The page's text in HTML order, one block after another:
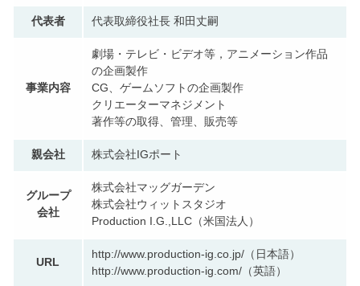
代表者 代表取締役社長 和田丈嗣
事業内容
劇場・テレビ・ビデオ等，アニメーション作品
の企画製作
CG、ゲームソフトの企画製作
クリエーターマネジメント
著作等の取得、管理、販売等
親会社 株式会社IGポート
グループ
会社
株式会社マッグガーデン
株式会社ウィットスタジオ
Production I.G.,LLC（米国法人）
URL
http://www.production-ig.co.jp/（日本語）
http://www.production-ig.com/（英語）